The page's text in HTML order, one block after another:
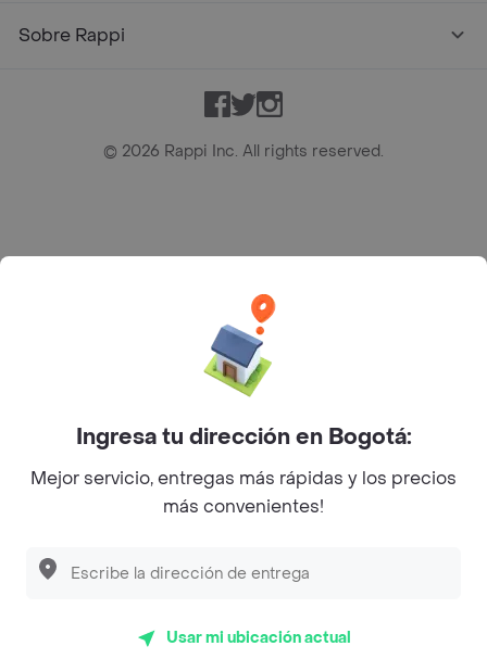
Sobre Rappi
Facebook
TwitterInstagram
© 2026 Rappi Inc. All rights reserved.
Bogotá D.C. --- notificacionesrappi@rappi.com
Ingresa tu dirección en Bogotá:
Mejor servicio, entregas más rápidas y los precios
más convenientes!
Usar mi ubicación actual